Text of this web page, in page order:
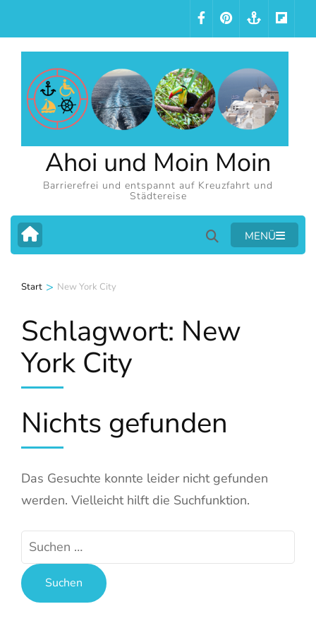
springen
(Eingabetaste
drücken)
Ahoi und Moin Moin
Barrierefrei und entspannt auf Kreuzfahrt und
Städtereise
MENÜ
Start > New York City
Schlagwort: New
York City
Nichts gefunden
Das Gesuchte konnte leider nicht gefunden
werden. Vielleicht hilft die Suchfunktion.
Suchen
nach: